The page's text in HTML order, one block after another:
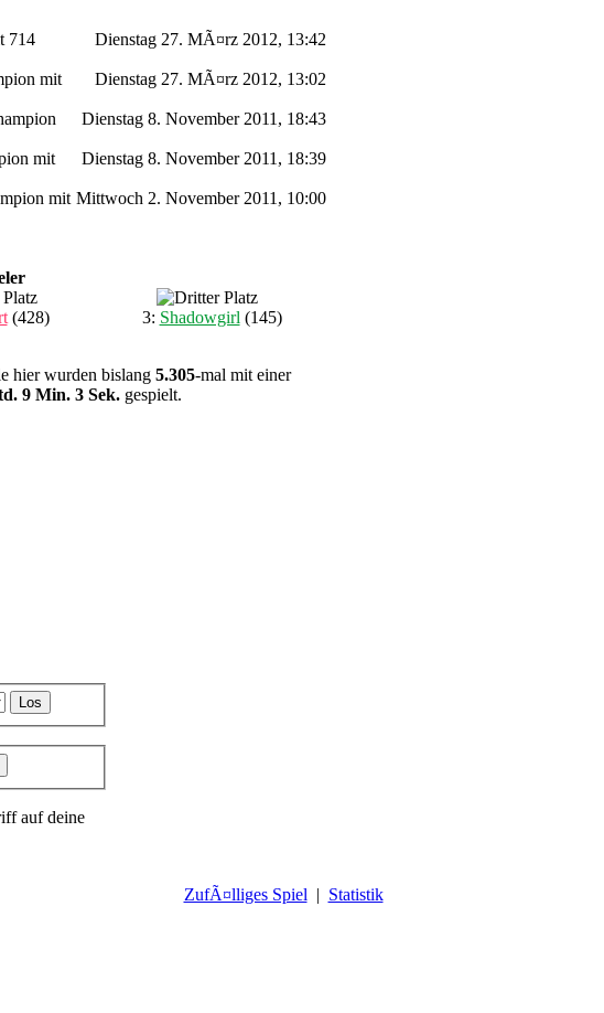
Dienstag 27. MÃ¤rz 2012, 13:42
714
Dienstag 27. MÃ¤rz 2012, 13:02
mit
Dienstag 8. November 2011, 18:43
Dienstag 8. November 2011, 18:39
mit
Mittwoch 2. November 2011, 10:00
mit
(428) 3: Shadowgirl (145)
hier wurden bislang5.305-mal mit einer
9 Min. 3 Sek.gespielt.
auf deine
ZufÃ¤lliges Spiel | Statistik